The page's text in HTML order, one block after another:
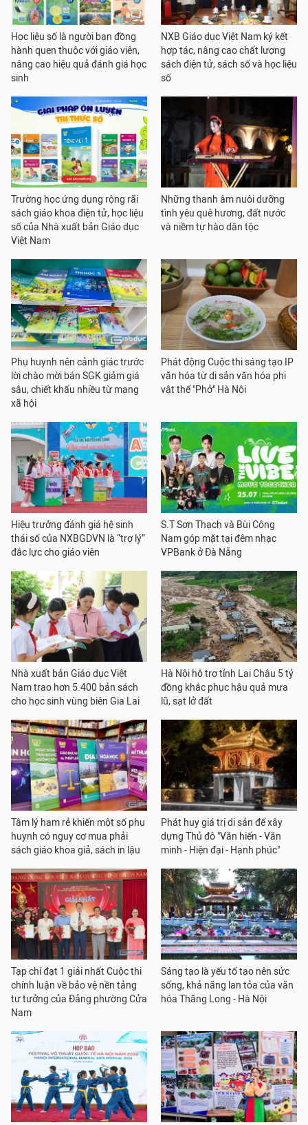
Học liệu số là người bạn đồng
hành quen thuộc với giáo viên,
nâng cao hiệu quả đánh giá học
sinh
NXB Giáo dục Việt Nam ký kết
hợp tác, nâng cao chất lượng
sách điện tử, sách số và học liệu
số
Trường học ứng dụng rộng rãi
sách giáo khoa điện tử, học liệu
số của Nhà xuất bản Giáo dục
Việt Nam
Những thanh âm nuôi dưỡng
tình yêu quê hương, đất nước
và niềm tự hào dân tộc
Phụ huynh nên cảnh giác trước
lời chào mời bán SGK giảm giá
sâu, chiết khấu nhiều từ mạng
xã hội
Phát động Cuộc thi sáng tạo IP
văn hóa từ di sản văn hóa phi
vật thể "Phở" Hà Nội
Hiệu trưởng đánh giá hệ sinh
thái số của NXBGDVN là “trợ lý”
đắc lực cho giáo viên
S.T Sơn Thạch và Bùi Công
Nam góp mặt tại đêm nhạc
VPBank ở Đà Nẵng
Nhà xuất bản Giáo dục Việt
Nam trao hơn 5.400 bản sách
cho học sinh vùng biên Gia Lai
Hà Nội hỗ trợ tỉnh Lai Châu 5 tỷ
đồng khắc phục hậu quả mưa
lũ, sạt lở đất
Tâm lý ham rẻ khiến một số phụ
huynh có nguy cơ mua phải
sách giáo khoa giả, sách in lậu
Phát huy giá trị di sản để xây
dựng Thủ đô "Văn hiến - Văn
minh - Hiện đại - Hạnh phúc"
Tạp chí đạt 1 giải nhất Cuộc thi
chính luận về bảo vệ nền tảng
tư tưởng của Đảng phường Cửa
Nam
Sáng tạo là yếu tố tạo nên sức
sống, khả năng lan tỏa của văn
hóa Thăng Long - Hà Nội